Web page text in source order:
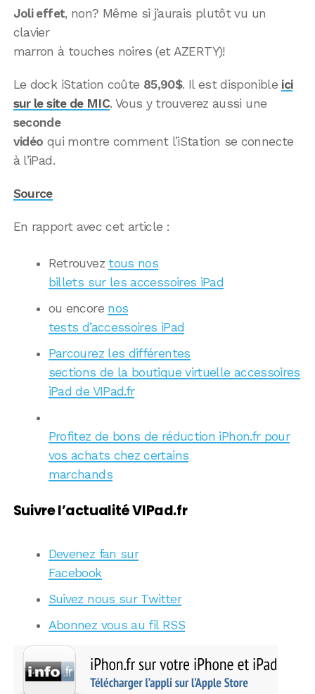
Joli effet, non? Même si j’aurais plutôt vu un
clavier
marron à touches noires (et AZERTY)!
Le dock iStation coûte 85,90$. Il est disponible ici
sur le site de MIC. Vous y trouverez aussi une
seconde
vidéo qui montre comment l’iStation se connecte
à l’iPad.
Source
En rapport avec cet article :
Retrouvez tous nos
billets sur les accessoires iPad
ou encore nos
tests d’accessoires iPad
Parcourez les différentes
sections de la boutique virtuelle accessoires
iPad de VIPad.fr
Profitez de bons de réduction iPhon.fr pour
vos achats chez certains
marchands
Suivre l’actualité VIPad.fr
Devenez fan sur
Facebook
Suivez nous sur Twitter
Abonnez vous au fil RSS